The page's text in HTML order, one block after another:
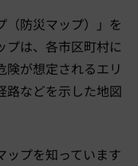
（防災マップ）」を
は、各市区町村に
険が想定されるエリ
路などを示した地図
ップを知っています